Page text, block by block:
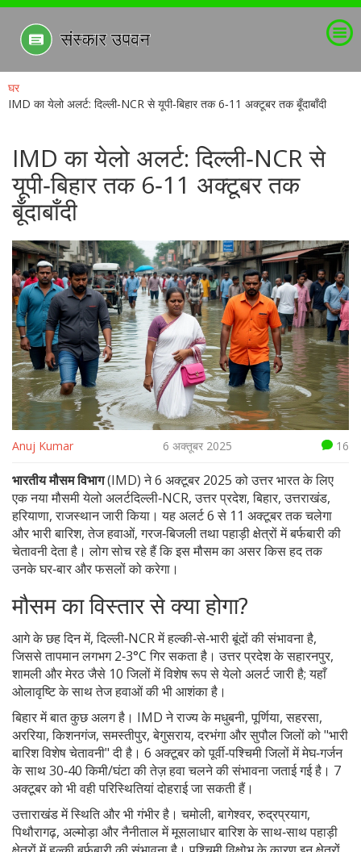
घर
IMD का येलो अलर्ट: दिल्ली‑NCR से यूपी‑बिहार तक 6‑11 अक्टूबर तक बूँदाबाँदी
IMD का येलो अलर्ट: दिल्ली‑NCR से
यूपी‑बिहार तक 6‑11 अक्टूबर तक
बूँदाबाँदी
Anuj Kumar 6 अक्तूबर 2025 16
भारतीय मौसम विभाग(IMD) ने 6 अक्टूबर 2025 को उत्तर भारत के लिए
एक नयामौसमी येलो अलर्टदिल्ली‑NCR, उत्तर प्रदेश, बिहार, उत्तराखंड,
हरियाणा, राजस्थानजारी किया। यह अलर्ट 6 से 11 अक्टूबर तक चलेगा
और भारी बारिश, तेज हवाओं, गरज‑बिजली तथा पहाड़ी क्षेत्रों में बर्फबारी की
चेतावनी देता है। लोग सोच रहे हैं कि इस मौसम का असर किस हद तक
उनके घर‑बार और फसलों को करेगा।
मौसम का विस्तार से क्या होगा?
आगे के छह दिन में, दिल्ली‑NCR में हल्की‑से‑भारी बूंदों की संभावना है,
जिससे तापमान लगभग 2‑3°C गिर सकता है। उत्तर प्रदेश के सहारनपुर,
शामली और मेरठ जैसे 10 जिलों में विशेष रूप सेयेलो अलर्टजारी है; यहाँ
ओलावृष्टि के साथ तेज हवाओं की भी आशंका है।
बिहार में बात कुछ अलग है। IMD ने राज्य के मधुबनी, पूर्णिया, सहरसा,
अररिया, किशनगंज, समस्तीपुर, बेगुसराय, दरभंगा और सुपौल जिलों को "भारी
बारिश विशेष चेतावनी" दी है। 6 अक्टूबर को पूर्वी‑पश्चिमी जिलों में मेघ‑गर्जन
के साथ 30‑40 किमी/घंटा की तेज़ हवा चलने की संभावना जताई गई है। 7
अक्टूबर को भी वही परिस्थितियां दोहराई जा सकती हैं।
उत्ताराखंड में स्थिति और भी गंभीर है। चमोली, बागेश्वर, रुद्रप्रयाग,
पिथौरागढ़, अल्मोड़ा और नैनीताल में मूसलाधार बारिश के साथ‑साथ पहाड़ी